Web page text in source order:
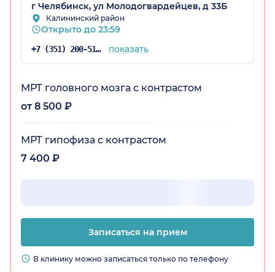
г Челябинск, ул Молодогвардейцев, д 33Б
Калининский район
Открыто до 23:59
+7 (351) 200-51-64 показать
МРТ головного мозга с контрастом
от 8 500 ₽
МРТ гипофиза с контрастом
7 400 ₽
Записаться на прием
В клинику можно записаться только по телефону